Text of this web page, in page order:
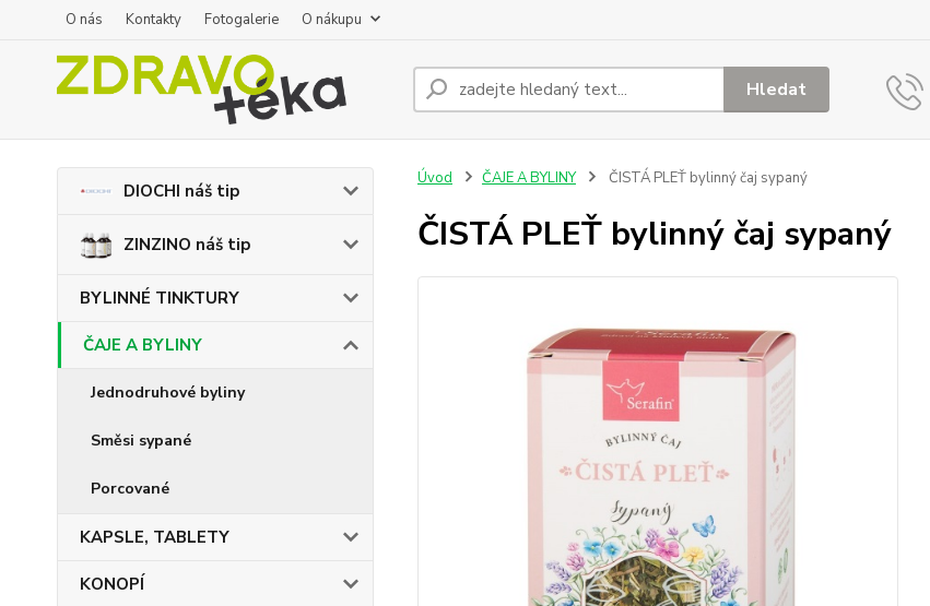
O nás Kontakty Fotogalerie O nákupu
Hledat
DIOCHI náš tip
ZINZINO náš tip
BYLINNÉ TINKTURY
ČAJE A BYLINY
Jednodruhové byliny
Směsi sypané
Porcované
KAPSLE, TABLETY
KONOPÍ
Úvod ČAJE A BYLINY ČISTÁ PLEŤ bylinný čaj sypaný
ČISTÁ PLEŤ bylinný čaj sypaný